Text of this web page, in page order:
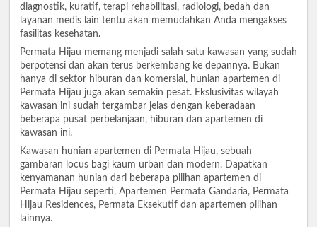
diagnostik, kuratif, terapi rehabilitasi, radiologi, bedah dan
layanan medis lain tentu akan memudahkan Anda mengakses
fasilitas kesehatan.
Permata Hijau memang menjadi salah satu kawasan yang sudah
berpotensi dan akan terus berkembang ke depannya. Bukan
hanya di sektor hiburan dan komersial, hunian apartemen di
Permata Hijau juga akan semakin pesat. Ekslusivitas wilayah
kawasan ini sudah tergambar jelas dengan keberadaan
beberapa pusat perbelanjaan, hiburan dan apartemen di
kawasan ini.
Kawasan hunian apartemen di Permata Hijau, sebuah
gambaran locus bagi kaum urban dan modern. Dapatkan
kenyamanan hunian dari beberapa pilihan apartemen di
Permata Hijau seperti, Apartemen Permata Gandaria, Permata
Hijau Residences, Permata Eksekutif dan apartemen pilihan
lainnya.